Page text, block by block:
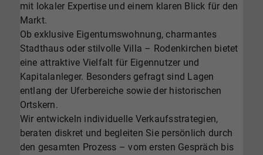
mit lokaler Expertise und einem klaren Blick für den
Markt.
Ob exklusive Eigentumswohnung, charmantes
Stadthaus oder stilvolle Villa – Rodenkirchen bietet
eine attraktive Vielfalt für Eigennutzer und
Kapitalanleger. Besonders gefragt sind Lagen
entlang der Uferbereiche sowie der historischen
Ortskern.
Wir entwickeln individuelle Verkaufsstrategien,
beraten diskret und begleiten Sie persönlich durch
den gesamten Prozess – vom ersten Gespräch bis